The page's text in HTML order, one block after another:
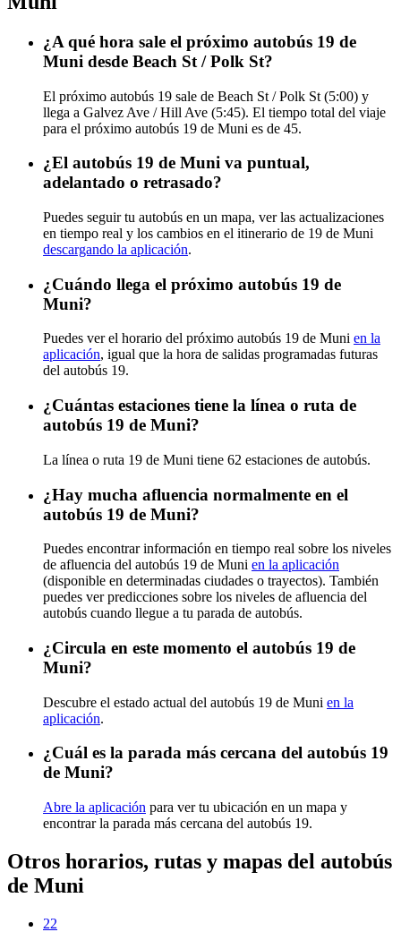
¿A qué hora sale el próximo autobús 19 de
Muni desde Beach St / Polk St?
El próximo autobús 19 sale de Beach St / Polk St (5:00) y
llega a Galvez Ave / Hill Ave (5:45). El tiempo total del viaje
para el próximo autobús 19 de Muni es de 45.
¿El autobús 19 de Muni va puntual,
adelantado o retrasado?
Puedes seguir tu autobús en un mapa, ver las actualizaciones
en tiempo real y los cambios en el itinerario de 19 de Muni
descargando la aplicación.
¿Cuándo llega el próximo autobús 19 de
Muni?
Puedes ver el horario del próximo autobús 19 de Muni en la
aplicación, igual que la hora de salidas programadas futuras
del autobús 19.
¿Cuántas estaciones tiene la línea o ruta de
autobús 19 de Muni?
La línea o ruta 19 de Muni tiene 62 estaciones de autobús.
¿Hay mucha afluencia normalmente en el
autobús 19 de Muni?
Puedes encontrar información en tiempo real sobre los niveles
de afluencia del autobús 19 de Muni en la aplicación
(disponible en determinadas ciudades o trayectos). También
puedes ver predicciones sobre los niveles de afluencia del
autobús cuando llegue a tu parada de autobús.
¿Circula en este momento el autobús 19 de
Muni?
Descubre el estado actual del autobús 19 de Muni en la
aplicación.
¿Cuál es la parada más cercana del autobús 19
de Muni?
Abre la aplicación para ver tu ubicación en un mapa y
encontrar la parada más cercana del autobús 19.
Otros horarios, rutas y mapas del autobús
de Muni
22